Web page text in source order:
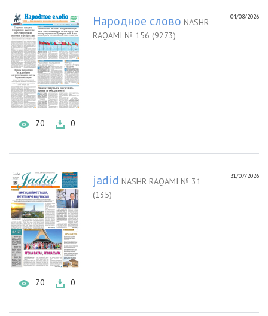
70 0
04/08/2026
Народное слово NASHR
RAQAMI № 156 (9273)
70 0
31/07/2026
jadid NASHR RAQAMI № 31
(135)